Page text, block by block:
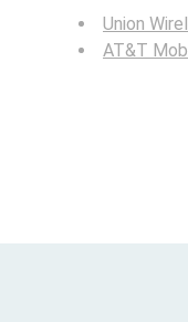
Union
AT&T